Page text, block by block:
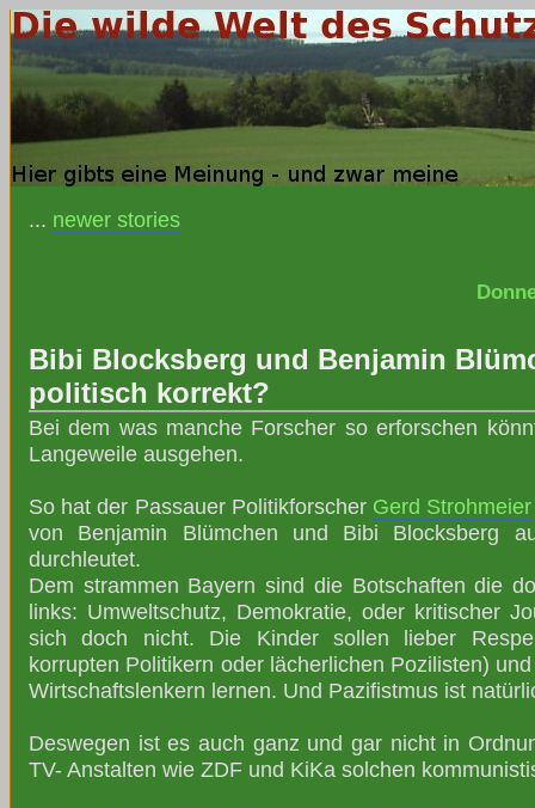
... newer stories
Bibi Blocksberg und Benjamin
politisch korrekt?
Bei dem was manche Forscher so erforschen
Langeweile ausgehen.
So hat der Passauer Politikforscher Gerd Strohmeier
von Benjamin Blümchen und Bibi Blocksberg
durchleutet.
Dem strammen Bayern sind die Botschaften die
links: Umweltschutz, Demokratie, oder kritischer
sich doch nicht. Die Kinder sollen lieber
korrupten Politikern oder lächerlichen Pozilisten)
Wirtschaftslenkern lernen. Und Pazifistmus ist
Deswegen ist es auch ganz und gar nicht in
TV- Anstalten wie ZDF und KiKa solchen